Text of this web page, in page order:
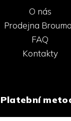
O nás
Prodejna
FAQ
Kontakty
Platební